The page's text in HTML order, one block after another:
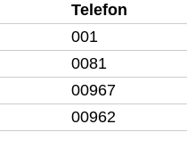
Telefon
001
0081
00967
00962